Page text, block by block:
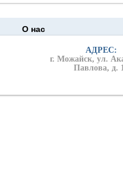
О нас
АДРЕС:
г. Можайск, ул.
Павлова, д.